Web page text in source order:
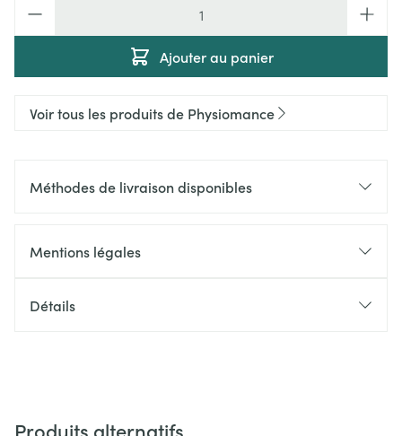
Ajouter au panier
Voir tous les produits de Physiomance
Méthodes de livraison disponibles
Mentions légales
Détails
Produits alternatifs